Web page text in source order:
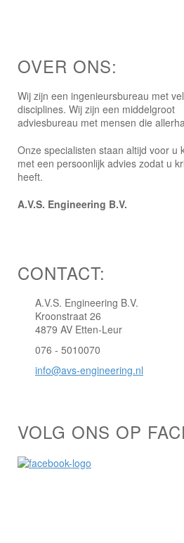
OVER ONS:
Wij zijn een ingenieursbureau met
disciplines. Wij zijn een middelgroot
adviesbureau met mensen die
Onze specialisten staan altijd voor u
met een persoonlijk advies zodat u
heeft.
A.V.S. Engineering B.V.
CONTACT:
A.V.S. Engineering B.V.
Kroonstraat 26
4879 AV Etten-Leur
076 - 5010070
info@avs-engineering.nl
VOLG ONS OP